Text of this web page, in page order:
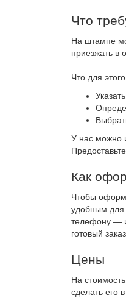
Что
На штампе
приезжать в
Что для
У нас можно
Как
Чтобы
удобным для
телефону — и
готовый
Цены
На
сделать его